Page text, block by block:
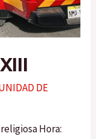
DE
Hora: